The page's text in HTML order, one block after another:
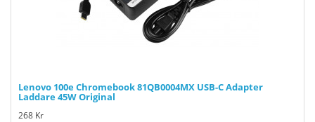
Lenovo 100e Chromebook 81QB0004MX USB-C Adapter
Laddare 45W Original
268 Kr